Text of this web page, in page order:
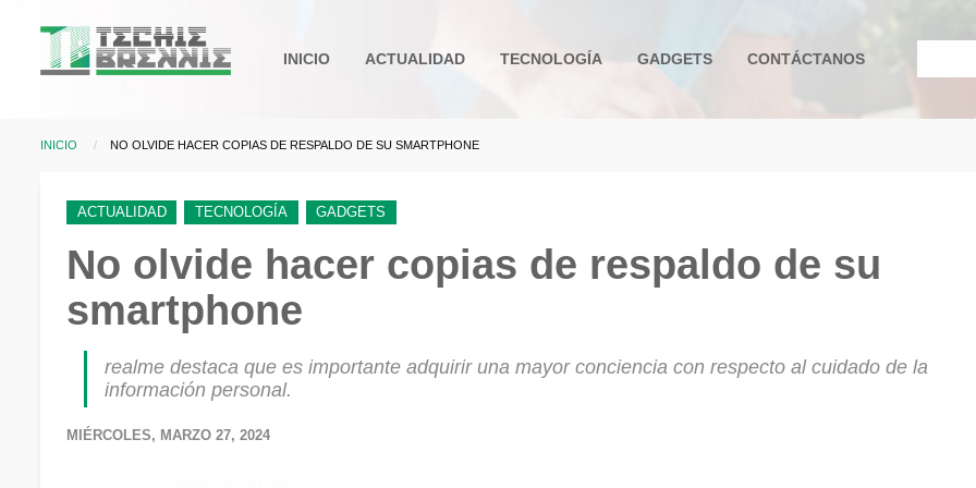
Main
INICIO ACTUALIDAD TECNOLOGÍA GADGETS CONTÁCTANOS
INICIO CURRENT:
NO OLVIDE HACER COPIAS DE RESPALDO DE SU SMARTPHONE
ACTUALIDAD TECNOLOGÍA GADGETS
No olvide hacer copias de respaldo de su
smartphone
realme destaca que es importante adquirir una mayor conciencia con respecto al cuidado de la
información personal.
MIÉRCOLES, MARZO 27, 2024